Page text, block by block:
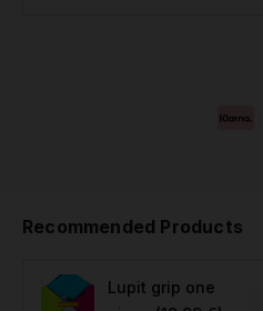
Recommended Products
Lupit grip one